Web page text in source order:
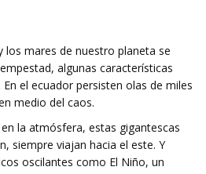
los mares de nuestro planeta se
algunas características
el ecuador persisten olas de miles
medio del caos.
la atmósfera, estas gigantescas
siempre viajan hacia el este. Y
oscilantes como El Niño, un